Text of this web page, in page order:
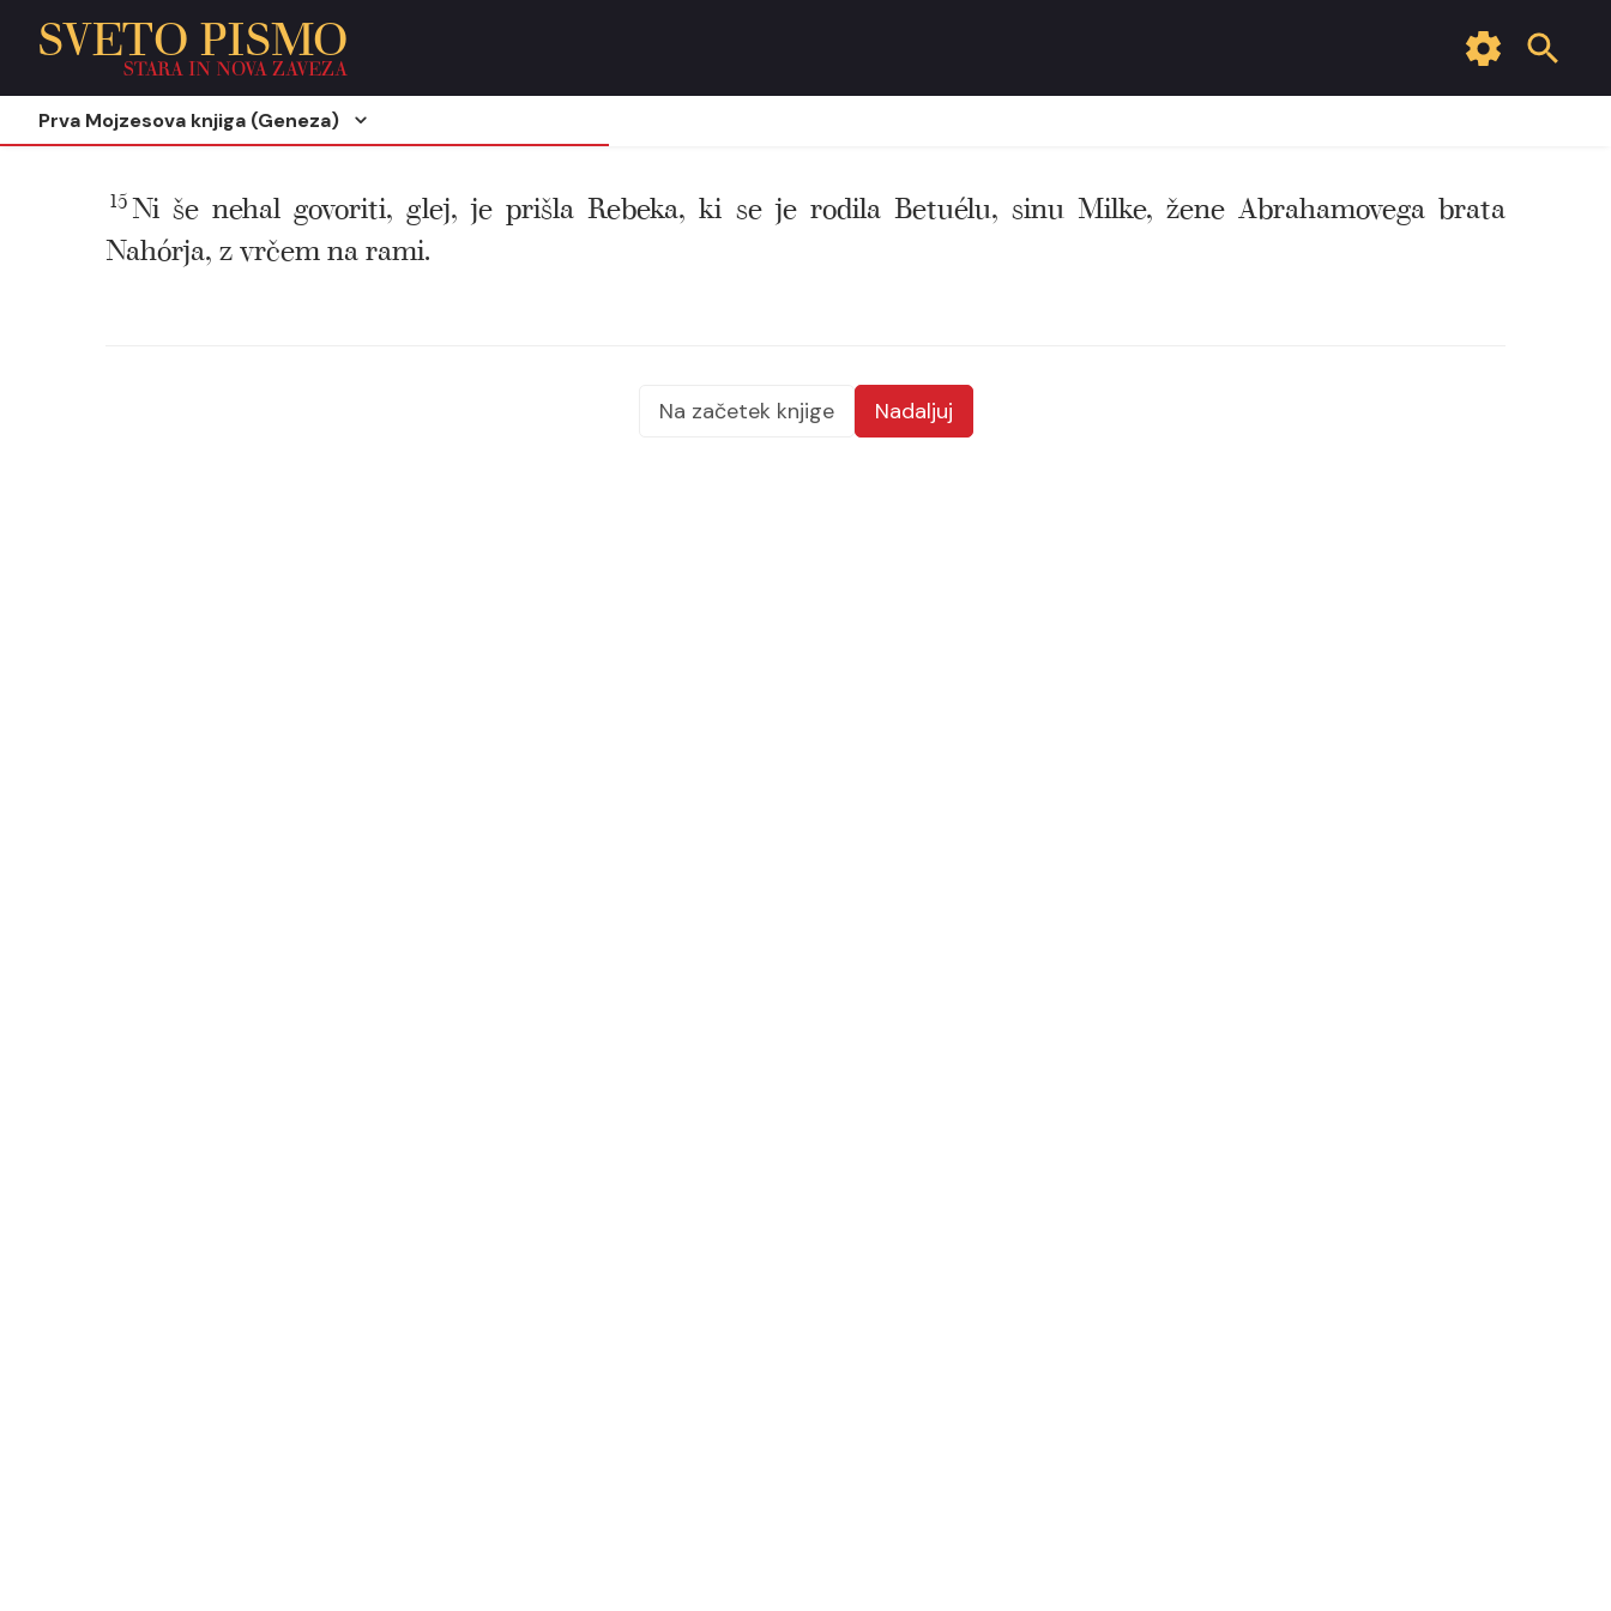
SVETO PISMO
STARA IN NOVA ZAVEZA
Prva Mojzesova knjiga (Geneza)
15Ni še nehal govoriti, glej, je prišla Rebeka, ki se je rodila Betuélu, sinu Milke, žene Abrahamovega brata
Nahórja, z vrčem na rami.
Na začetek knjige Nadaljuj